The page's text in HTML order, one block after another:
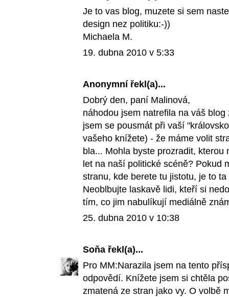
Je to vas blog, muzete si sem
design nez politiku:-))
Michaela M.
19. dubna 2010 v 5:33
Anonymní řekl(a)...
Dobrý den, paní Malinová,
náhodou jsem natrefila na váš
jsem se pousmát při vaší
vašeho knížete) - že máme volit
bla... Mohla byste prozradit,
let na naší politické scéně? Pokud
stranu, kde berete tu jistotu, je to
Neoblbujte laskavě lidi, kteří si
tím, co jim nabulíkují mediálně
25. dubna 2010 v 10:38
Soňa řekl(a)...
Pro MM:Narazila jsem na tento
odpovědí. Knížete jsem si chtěla
zmatená ze stran jako vy. O volbě